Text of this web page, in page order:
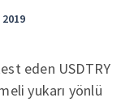
eden USDTRY
yukarı yönlü